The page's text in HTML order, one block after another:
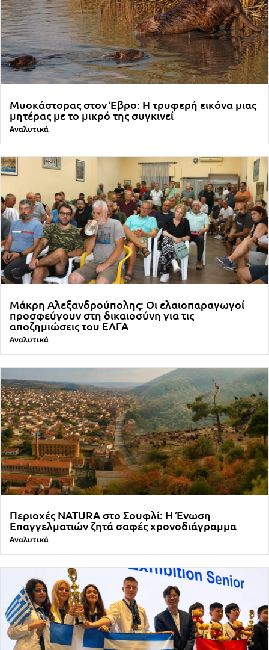
Μυοκάστορας στον Έβρο: Η τρυφερή εικόνα μιας
μητέρας με το μικρό της συγκινεί
Αναλυτικά
Μάκρη Αλεξανδρούπολης: Οι ελαιοπαραγωγοί
προσφεύγουν στη δικαιοσύνη για τις
αποζημιώσεις του ΕΛΓΑ
Αναλυτικά
Περιοχές NATURA στο Σουφλί: Η Ένωση
Επαγγελματιών ζητά σαφές χρονοδιάγραμμα
Αναλυτικά